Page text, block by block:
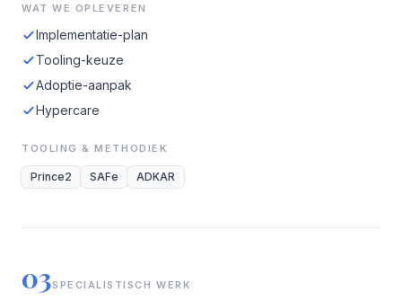
WAT WE OPLEVEREN
Implementatie-plan
Tooling-keuze
Adoptie-aanpak
Hypercare
TOOLING & METHODIEK
Prince2 SAFe ADKAR
03SPECIALISTISCH WERK